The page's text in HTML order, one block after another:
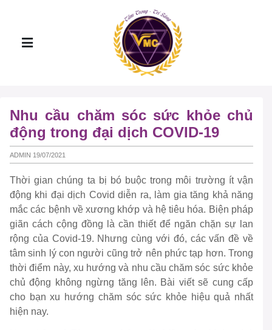
Nhu cầu chăm sóc sức khỏe chủ
động trong đại dịch COVID-19
ADMIN 19/07/2021
Thời gian chúng ta bị bó buộc trong môi trường ít vận
động khi đại dịch Covid diễn ra, làm gia tăng khả năng
mắc các bệnh về xương khớp và hệ tiêu hóa. Biện pháp
giãn cách cộng đồng là cần thiết để ngăn chặn sự lan
rộng của Covid-19. Nhưng cùng với đó, các vấn đề về
tâm sinh lý con người cũng trở nên phức tạp hơn. Trong
thời điểm này, xu hướng và nhu cầu chăm sóc sức khỏe
chủ động không ngừng tăng lên. Bài viết sẽ cung cấp
cho bạn xu hướng chăm sóc sức khỏe hiệu quả nhất
hiện nay.